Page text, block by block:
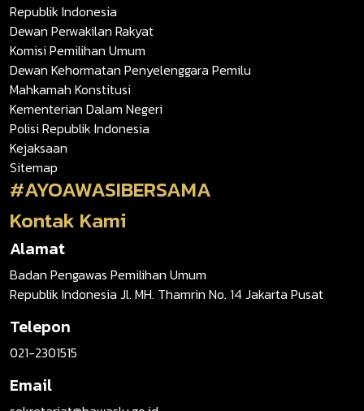
Republik Indonesia
Dewan Perwakilan Rakyat
Komisi Pemilihan Umum
Dewan Kehormatan Penyelenggara Pemilu
Mahkamah Konstitusi
Kementerian Dalam Negeri
Polisi Republik Indonesia
Kejaksaan
Sitemap
#AYOAWASIBERSAMA
Kontak Kami
Alamat
Badan Pengawas Pemilihan Umum
Republik Indonesia Jl. MH. Thamrin No. 14 Jakarta Pusat
Telepon
021-2301515
Email